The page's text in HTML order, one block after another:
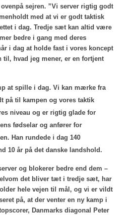
sejren. ”Vi server rigtig godt
med at vi er godt taktisk
i dag. Tredje sæt kan altid være
bedre i gang med deres
i dag at holde fast i vores koncept
til, hvad jeg mener, er en fortjent
at spille i dag. Vi kan mærke fra
på til kampen og vores taktik
niveau og er rigtig glade for
fødselar og anfører for
Han rundede i dag 140
10 år på det danske landshold.
og blokerer bedre end dem –
det bliver tæt i tredje sæt, har
hele vejen til mål, og vi er vildt
på, at der venter en ny kamp i
Danmarks diagonal Peter